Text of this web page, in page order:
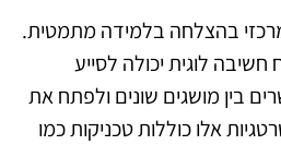
בהצלחה בלמידה מתמטית.
לוגית יכולה לסייע
בין מושגים שונים ולפתח את
אלו כוללות טכניקות כמו